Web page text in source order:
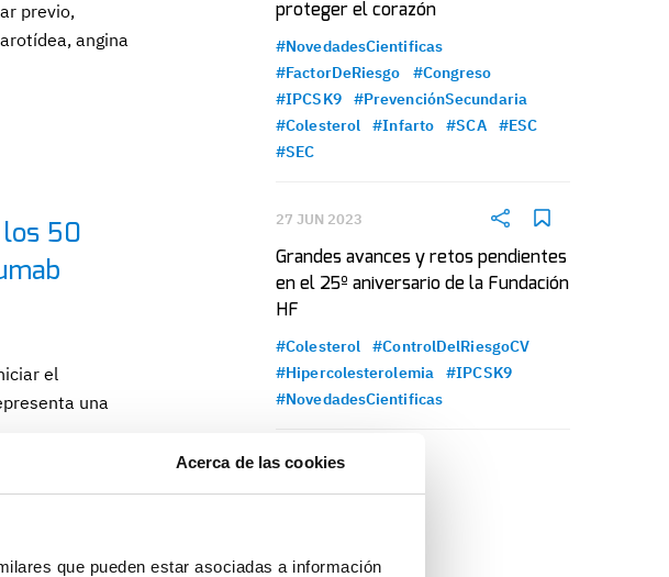
Acerca de las cookies
que pueden estar asociadas a información
previo,
angina
los 50
el
una
la terapia con
pacientes
(66,7%)
proteger el corazón
#NovedadesCientificas
#FactorDeRiesgo
#Congreso
#IPCSK9
#PrevenciónSecundaria
#Colesterol
#Infarto #SCA
#ESC
#SEC
27 JUN 2023
Grandes avances y retos pendientes
en el 25º aniversario de la Fundación
HF
#Colesterol
#ControlDelRiesgoCV
#Hipercolesterolemia
#IPCSK9
#NovedadesCientificas